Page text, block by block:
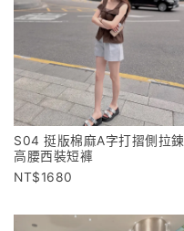
S04 挺版棉麻A字打摺側拉鍊
高腰西裝短褲
1680